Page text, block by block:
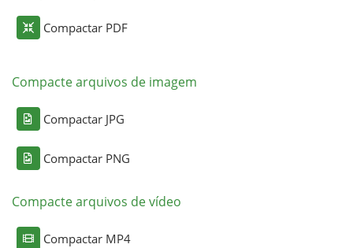
Compactar PDF
Compacte arquivos de imagem
Compactar JPG
Compactar PNG
Compacte arquivos de vídeo
Compactar MP4